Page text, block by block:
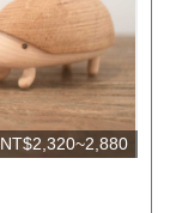
NT$2,320~2,880